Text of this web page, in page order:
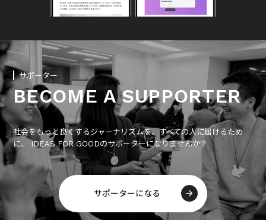
サポーター
BECOME A SUPPORTER
社会をもっと良くするジャーナリズムを、すべての人に届けるため
に、 IDEAS FOR GOODのサポーターになりませんか？
サポーターになる